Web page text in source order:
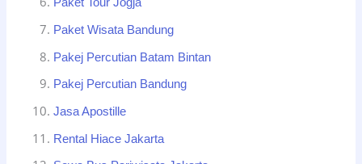
Paket Tour Jogja
Paket Wisata Bandung
Pakej Percutian Batam Bintan
Pakej Percutian Bandung
Jasa Apostille
Rental Hiace Jakarta